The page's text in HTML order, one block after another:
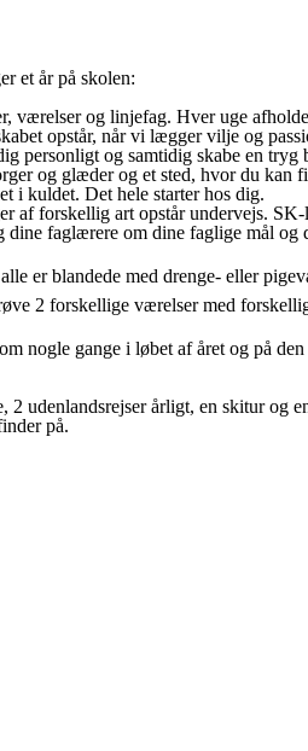
et år på skolen:
værelser og linjefag. Hver uge
opstår, når vi lægger vilje og
personligt og samtidig skabe en
og glæder og et sted, hvor du kan
i kuldet. Det hele starter hos dig.
af forskellig art opstår undervejs.
faglærere om dine faglige mål og
er blandede med drenge- eller
2 forskellige værelser med
nogle gange i løbet af året og på
udenlandsrejser årligt, en skitur og
på.